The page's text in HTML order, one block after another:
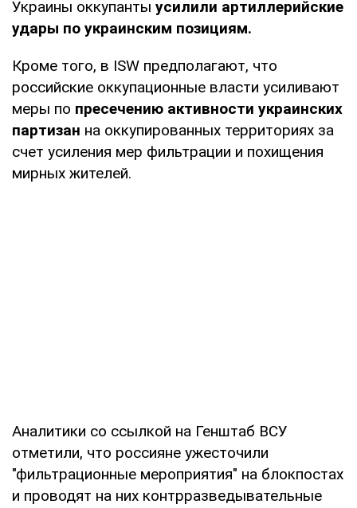
Украины оккупанты усилили артиллерийские
удары по украинским позициям.
Кроме того, в ISW предполагают, что
российские оккупационные власти усиливают
меры по пресечению активности украинских
партизан на оккупированных территориях за
счет усиления мер фильтрации и похищения
мирных жителей.
Аналитики со ссылкой на Генштаб ВСУ
отметили, что россияне ужесточили
"фильтрационные мероприятия" на блокпостах
и проводят на них контрразведывательные